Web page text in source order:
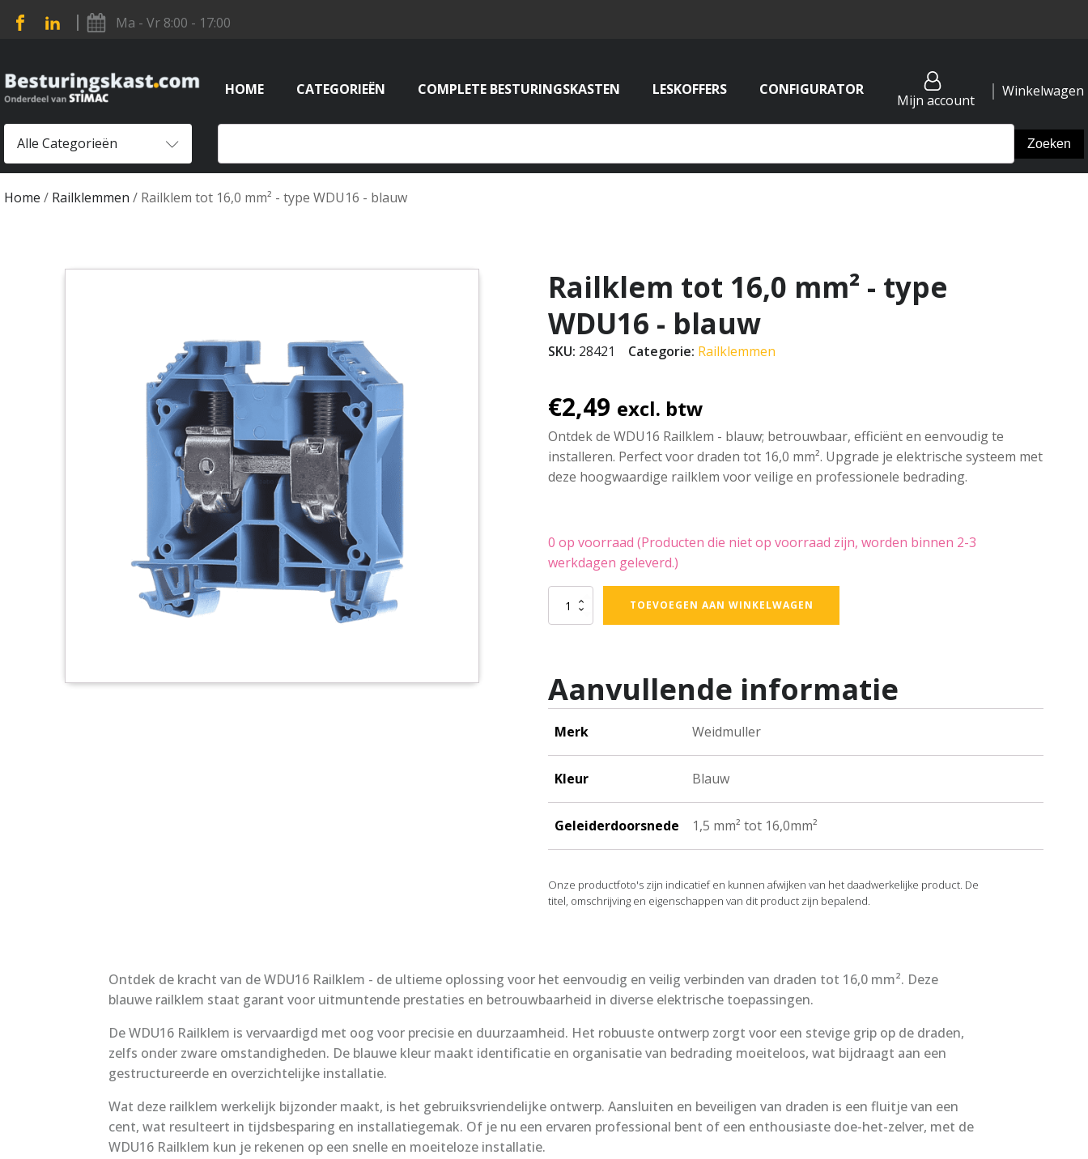
Ma - Vr 8:00 - 17:00
HOME CATEGORIEËN COMPLETE BESTURINGSKASTEN LESKOFFERS CONFIGURATOR
Mijn account
Winkelwagen
Alle Categorieën
Home / Railklemmen / Railklem tot 16,0 mm² - type WDU16 - blauw
Railklem tot 16,0 mm² - type
WDU16 - blauw
SKU: 28421 Categorie: Railklemmen
€2,49 excl. btw
Ontdek de WDU16 Railklem - blauw; betrouwbaar, efficiënt en eenvoudig te
installeren. Perfect voor draden tot 16,0 mm². Upgrade je elektrische systeem met
deze hoogwaardige railklem voor veilige en professionele bedrading.
0 op voorraad (Producten die niet op voorraad zijn, worden binnen 2-3
werkdagen geleverd.)
Railklem
type
WDU16
-
aantal
TOEVOEGEN AAN WINKELWAGEN
Aanvullende informatie
Merk Weidmuller
Kleur Blauw
Geleiderdoorsnede 1,5 mm² tot 16,0mm²
Onze productfoto's zijn indicatief en kunnen afwijken van het daadwerkelijke product. De
titel, omschrijving en eigenschappen van dit product zijn bepalend.
Ontdek de kracht van de WDU16 Railklem - de ultieme oplossing voor het eenvoudig en veilig verbinden van draden tot 16,0 mm². Deze
blauwe railklem staat garant voor uitmuntende prestaties en betrouwbaarheid in diverse elektrische toepassingen.
De WDU16 Railklem is vervaardigd met oog voor precisie en duurzaamheid. Het robuuste ontwerp zorgt voor een stevige grip op de draden,
zelfs onder zware omstandigheden. De blauwe kleur maakt identificatie en organisatie van bedrading moeiteloos, wat bijdraagt aan een
gestructureerde en overzichtelijke installatie.
Wat deze railklem werkelijk bijzonder maakt, is het gebruiksvriendelijke ontwerp. Aansluiten en beveiligen van draden is een fluitje van een
cent, wat resulteert in tijdsbesparing en installatiegemak. Of je nu een ervaren professional bent of een enthousiaste doe-het-zelver, met de
WDU16 Railklem kun je rekenen op een snelle en moeiteloze installatie.